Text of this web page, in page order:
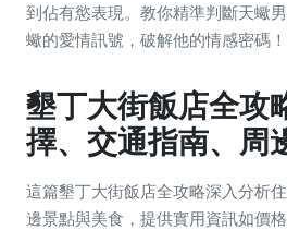
到佔有慾表現。教你精準判斷天蠍
蠍的愛情訊號，破解他的情感密碼！
墾丁大街飯店全攻
擇、交通指南、周
這篇墾丁大街飯店全攻略深入分析
邊景點與美食，提供實用資訊如價